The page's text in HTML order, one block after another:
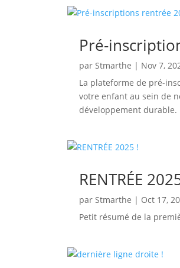
Pré-
par Stmarthe | Nov 7,
La plateforme de pré-
votre enfant au sein de
développement durable.
RENTRÉE
par Stmarthe | Oct 17,
Petit résumé de la